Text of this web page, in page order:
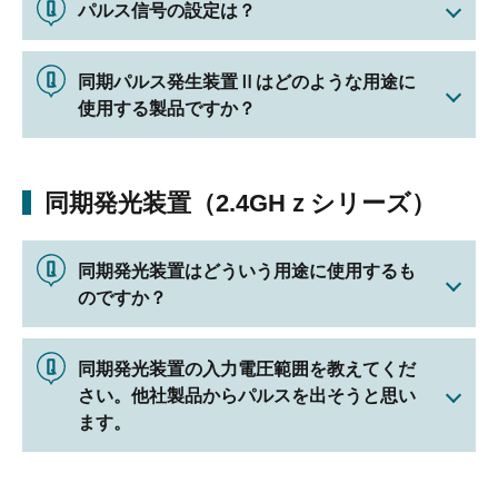
パルス信号の設定は？
同期パルス発生装置Ⅱはどのような用途に
使用する製品ですか？
同期発光装置（2.4GHｚシリーズ）
同期発光装置はどういう用途に使用するも
のですか？
同期発光装置の入力電圧範囲を教えてくだ
さい。他社製品からパルスを出そうと思い
ます。